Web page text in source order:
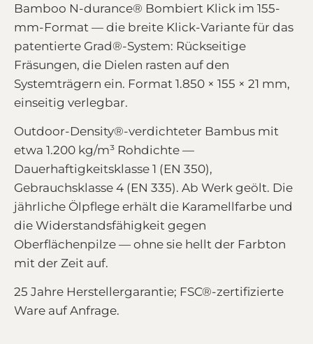
Bamboo N-durance® Bombiert Klick im 155-
mm-Format — die breite Klick-Variante für das
patentierte Grad®-System: Rückseitige
Fräsungen, die Dielen rasten auf den
Systemträgern ein. Format 1.850 × 155 × 21 mm,
einseitig verlegbar.
Outdoor-Density®-verdichteter Bambus mit
etwa 1.200 kg/m³ Rohdichte —
Dauerhaftigkeitsklasse 1 (EN 350),
Gebrauchsklasse 4 (EN 335). Ab Werk geölt. Die
jährliche Ölpflege erhält die Karamellfarbe und
die Widerstandsfähigkeit gegen
Oberflächenpilze — ohne sie hellt der Farbton
mit der Zeit auf.
25 Jahre Herstellergarantie; FSC®-zertifizierte
Ware auf Anfrage.